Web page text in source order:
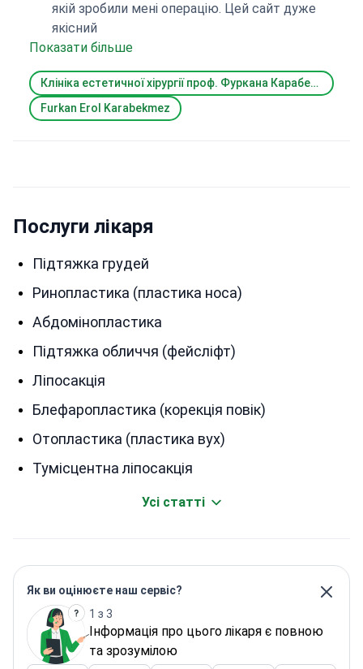
якій зробили мені операцію. Цей сайт дуже
якісний
Показати більше
Клініка естетичної хірургії проф. Фуркана Карабекмеза (Prof. Furkan Karabekmez's Aesthetic Surgery Clinic)
Furkan Erol Karabekmez
Послуги лікаря
Підтяжка грудей
Ринопластика (пластика носа)
Абдомінопластика
Підтяжка обличчя (фейсліфт)
Ліпосакція
Блефаропластика (корекція повік)
Отопластика (пластика вух)
Тумісцентна ліпосакція
Усі статті
Як ви оцінюєте наш сервіс?
1 з 3
Інформація про цього лікаря є повною
та зрозумілою